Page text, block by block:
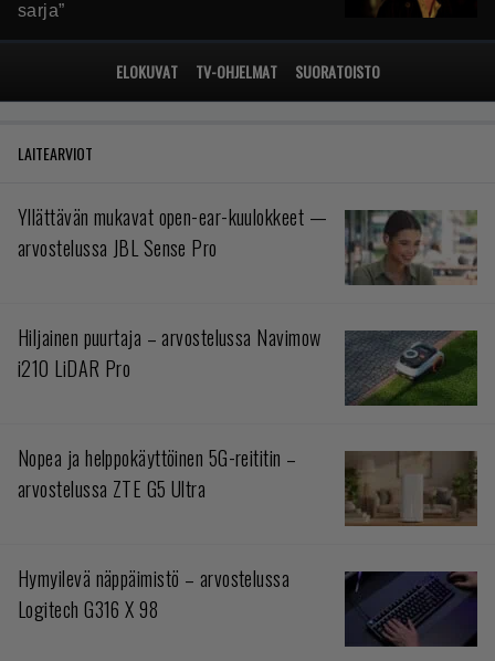
sarja”
ELOKUVAT TV-OHJELMAT SUORATOISTO
LAITEARVIOT
Yllättävän mukavat open-ear-kuulokkeet —
arvostelussa JBL Sense Pro
Hiljainen puurtaja – arvostelussa Navimow
i210 LiDAR Pro
Nopea ja helppokäyttöinen 5G-reititin –
arvostelussa ZTE G5 Ultra
Hymyilevä näppäimistö – arvostelussa
Logitech G316 X 98